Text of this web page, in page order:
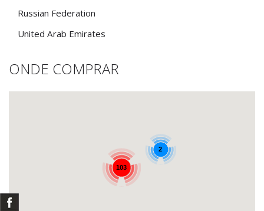
Russian Federation
United Arab Emirates
ONDE COMPRAR
103
2